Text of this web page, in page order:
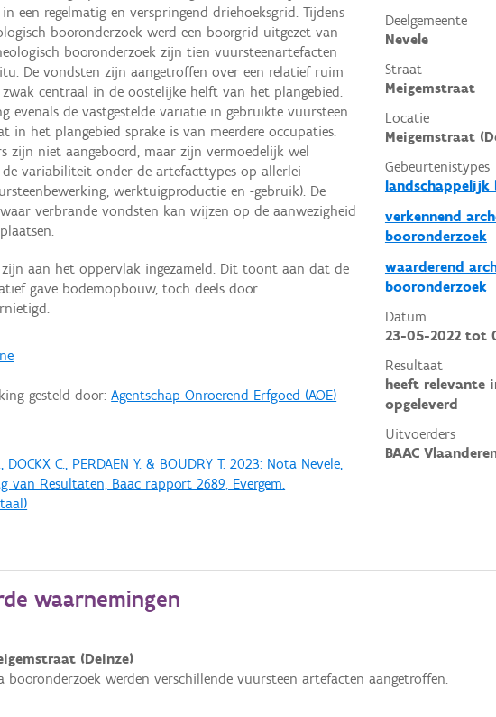
Deelgemeente
Nevele
Straat
Meigemstraat
Locatie
Meigemstraat
Gebeurtenistypes
landschappelijk
verkennend
booronderzoek
waarderend
booronderzoek
Datum
23-05-2022tot
Resultaat
heeft relevante
opgeleverd
Uitvoerders
BAAC
een regelmatig en verspringend driehoeksgrid. Tijdens
booronderzoek werd een boorgrid uitgezet van
booronderzoek zijn tien vuursteenartefacten
De vondsten zijn aangetroffen over een relatief ruim
zwak centraal in de oostelijke helft van het plangebied.
evenals de vastgestelde variatie in gebruikte vuursteen
in het plangebied sprake is van meerdere occupaties.
zijn niet aangeboord, maar zijn vermoedelijk wel
variabiliteit onder de artefacttypes op allerlei
werktuigproductie en -gebruik). De
verbrande vondsten kan wijzen op de aanwezigheid
zijn aan het oppervlak ingezameld. Dit toont aan dat de
gave bodemopbouw, toch deels door
gesteld door:Agentschap Onroerend Erfgoed (AOE)
DOCKX C., PERDAEN Y. & BOUDRY T. 2023: Nota Nevele,
van Resultaten, Baac rapport 2689, Evergem.
waarnemingen
(Deinze)
booronderzoek werden verschillende vuursteen artefacten aangetroffen.